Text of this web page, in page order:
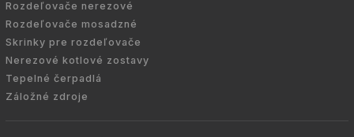
Rozdeľovače nerezové
Rozdeľovače mosadzné
Skrinky pre rozdeľovače
Nerezové kotlové zostavy
Tepelné čerpadlá
Záložné zdroje